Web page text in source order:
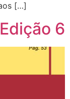
[…]
6